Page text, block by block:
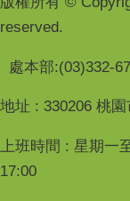
reserved.
處本部:(03)332-
地址 : 330206 桃
上班時間 : 星期一
17:00